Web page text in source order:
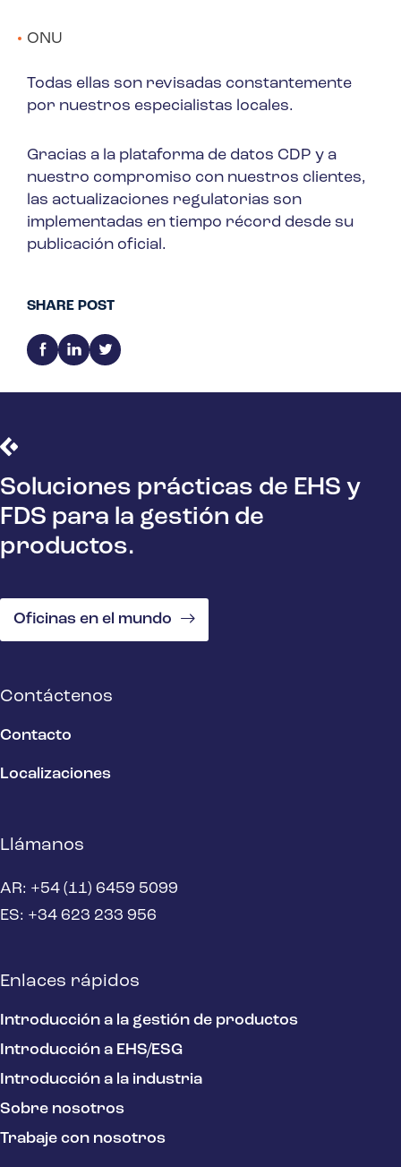
ONU
Todas ellas son revisadas constantemente
por nuestros especialistas locales.
Gracias a la plataforma de datos CDP y a
nuestro compromiso con nuestros clientes,
las actualizaciones regulatorias son
implementadas en tiempo récord desde su
publicación oficial.
SHARE POST
Soluciones prácticas de EHS y
FDS para la gestión de
productos.
Oficinas en el mundo
Contáctenos
Contacto
Localizaciones
Llámanos
AR: +54 (11) 6459 5099
ES: +34 623 233 956
Enlaces rápidos
Introducción a la gestión de productos
Introducción a EHS/ESG
Introducción a la industria
Sobre nosotros
Trabaje con nosotros